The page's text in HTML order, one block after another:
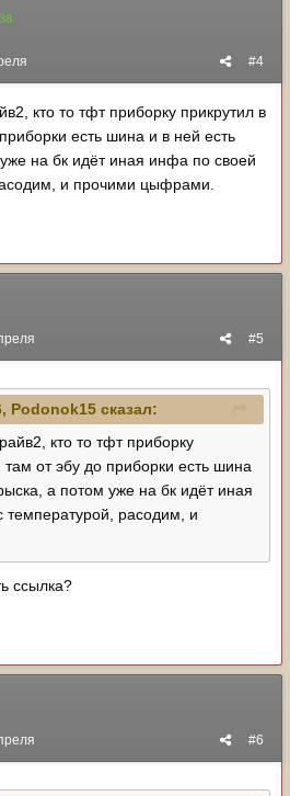
38
#4
кто то тфт приборку прикрутил в
есть шина и в ней есть
на бк идёт иная инфа по своей
и прочими цыфрами.
#5
Podonok15 сказал:
кто то тфт приборку
там от эбу до приборки есть шина
а потом уже на бк идёт иная
расодим, и
ссылка?
#6